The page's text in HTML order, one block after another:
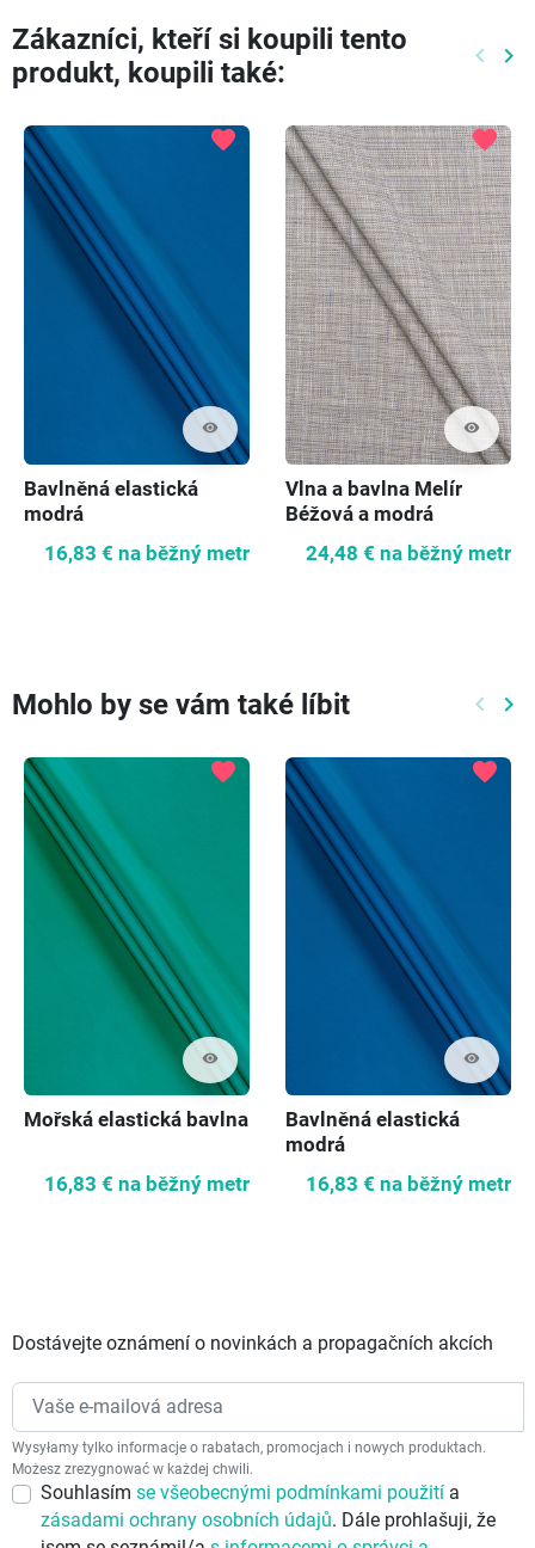
Zákazníci, kteří si koupili tento
produkt, koupili také:
keyboard_arrow_left keyboard_arrow_right
visibility
favorite
Bavlněná elastická
modrá
16,83 € na běžný metr
visibility
favorite
Vlna a bavlna Melír
Béžová a modrá
24,48 € na běžný metr
Mohlo by se vám také líbit keyboard_arrow_left keyboard_arrow_right
visibility
favorite
Mořská elastická bavlna
16,83 € na běžný metr
visibility
favorite
Bavlněná elastická
modrá
16,83 € na běžný metr
Dostávejte oznámení o novinkách a propagačních akcích
Wysyłamy tylko informacje o rabatach, promocjach i nowych produktach.
Możesz zrezygnować w każdej chwili.
Souhlasím se všeobecnými podmínkami použití a
zásadami ochrany osobních údajů. Dále prohlašuji, že